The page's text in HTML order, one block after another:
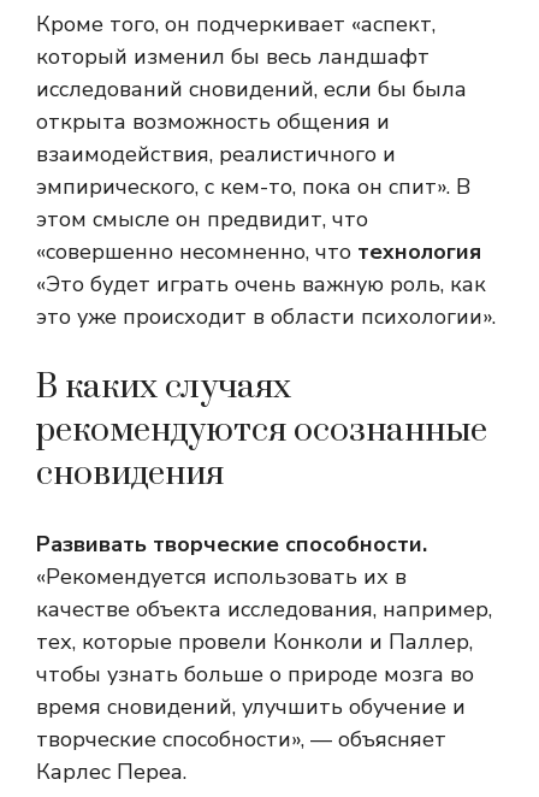
Кроме того, он подчеркивает «аспект,
который изменил бы весь ландшафт
исследований сновидений, если бы была
открыта возможность общения и
взаимодействия, реалистичного и
эмпирического, с кем-то, пока он спит». В
этом смысле он предвидит, что
«совершенно несомненно, что технология
«Это будет играть очень важную роль, как
это уже происходит в области психологии».
В каких случаях
рекомендуются осознанные
сновидения
Развивать творческие способности.
«Рекомендуется использовать их в
качестве объекта исследования, например,
тех, которые провели Конколи и Паллер,
чтобы узнать больше о природе мозга во
время сновидений, улучшить обучение и
творческие способности», — объясняет
Карлес Переа.